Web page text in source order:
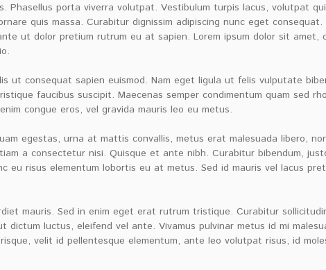
Phasellus porta viverra volutpat. Vestibulum turpis lacus, volutpat
quis massa. Curabitur dignissim adipiscing nunc eget
ut dolor pretium rutrum eu at sapien. Lorem ipsum dolor sit amet,
ut consequat sapien euismod. Nam eget ligula ut felis vulputate
faucibus suscipit. Maecenas semper condimentum quam sed
congue eros, vel gravida mauris leo eu metus.
egestas, urna at mattis convallis, metus erat malesuada libero,
a consectetur nisi. Quisque et ante nibh. Curabitur bibendum,
eu risus elementum lobortis eu at metus. Sed id mauris vel lacus
mauris. Sed in enim eget erat rutrum tristique. Curabitur
dictum luctus, eleifend vel ante. Vivamus pulvinar metus id mi
velit id pellentesque elementum, ante leo volutpat risus, id